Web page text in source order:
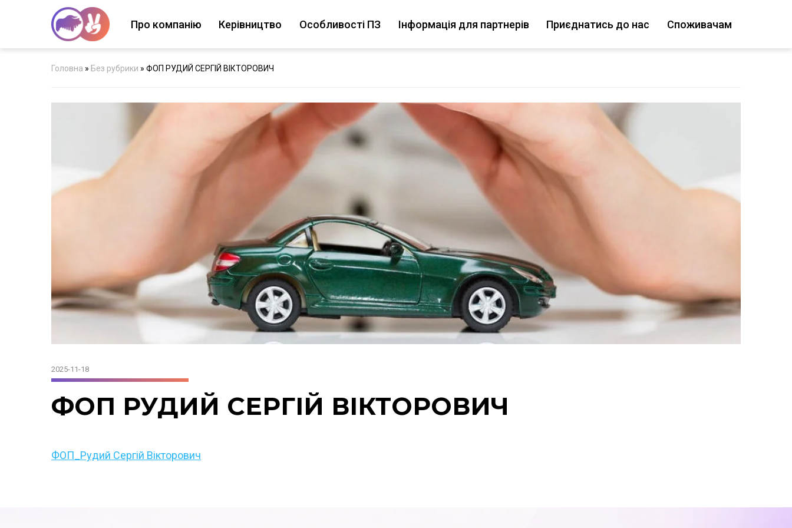
Про компанію Керівництво Особливості ПЗ Інформація для партнерів Приєднатись до нас Споживачам
Головна » Без рубрики » ФОП РУДИЙ СЕРГІЙ ВІКТОРОВИЧ
2025-11-18
ФОП РУДИЙ СЕРГІЙ ВІКТОРОВИЧ
ФОП_Рудий Сергій Вікторович